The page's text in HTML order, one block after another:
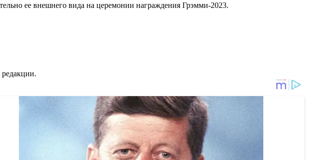
ее внешнего вида на церемонии награждения Грэмми-2023.